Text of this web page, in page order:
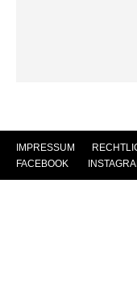
IMPRESSUM
FACEBOOK